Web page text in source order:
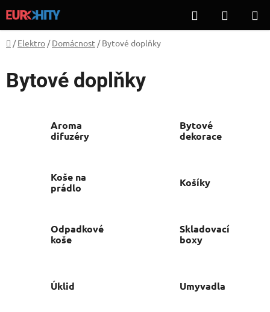
na
obsah
Hledat
KOŠÍK
Domů
/ Elektro / Domácnost / Bytové doplňky
Bytové doplňky
Aroma
difuzéry
Bytové
dekorace
Koše na
prádlo
Košíky
Odpadkové
koše
Skladovací
boxy
Úklid Umyvadla